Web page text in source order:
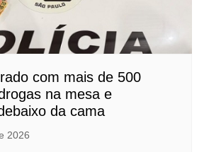
com mais de 500
na mesa e
da cama
2026